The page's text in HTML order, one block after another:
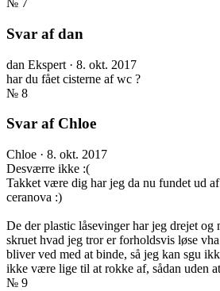
№ 7
Svar af dan
dan Ekspert · 8. okt. 2017
har du fået cisterne af wc ?
№ 8
Svar af Chloe
Chloe · 8. okt. 2017
Desværre ikke :(
Takket være dig har jeg da nu fundet ud
ceranova :)
De der plastic låsevinger har jeg drejet
skruet hvad jeg tror er forholdsvis løse
bliver ved med at binde, så jeg kan sgu
ikke være lige til at rokke af, sådan uden
№ 9